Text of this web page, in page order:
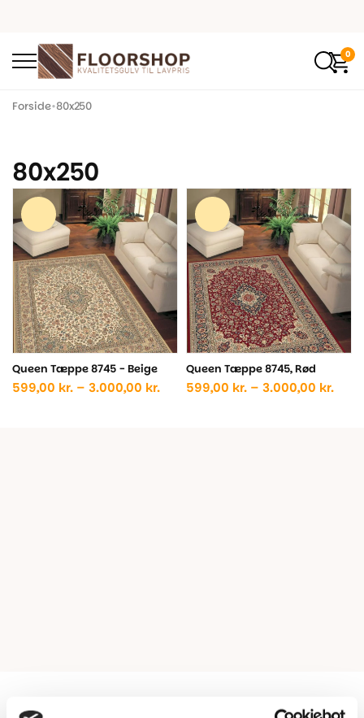
0
Forside•80x250
80x250
Queen Tæppe 8745 - Beige
599,00 kr. – 3.000,00 kr.Prisinterval:
Queen Tæppe 8745, Rød
599,00 kr. – 3.000,00 kr.